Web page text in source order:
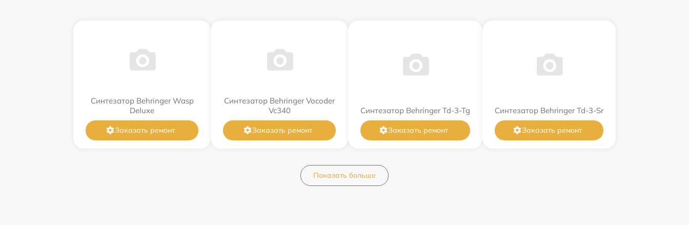
Синтезатор Behringer Wasp
Deluxe
Заказать ремонт
Синтезатор Behringer Vocoder
Vc340
Заказать ремонт
Синтезатор Behringer Td-3-Tg
Заказать ремонт
Синтезатор Behringer Td-3-Sr
Заказать ремонт
Показать больше